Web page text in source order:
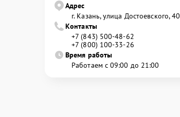
Адрес
г. Казань, улица Достоевского, 40
Контакты
+7 (843) 500-48-62
+7 (800) 100-33-26
Время работы
Работаем с 09:00 до 21:00